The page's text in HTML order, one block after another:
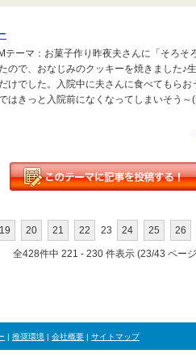
テーマ：お菓子作り昨夜夫さんに「そろそ
ので、おなじみのクッキーを焼きました♪
けでした。入院中に夫さんに食べてもらお
はきっと入院前になくなってしまいそう
19 20 21 22 23 24 25 26
全428件中 221 - 230 件表示 (23/43 ペー
| 推奨環境 | 会社概要 | サイトマップ